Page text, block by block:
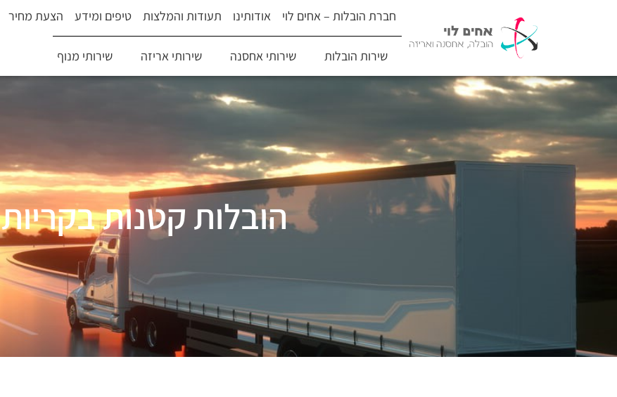
חברת הובלות – אחים לוי אודותינו תעודות והמלצות טיפים ומידע הצעת מחיר
שירות הובלות שירותי אחסנה שירותי אריזה שירותי מנוף
הובלות קטנות בקריות